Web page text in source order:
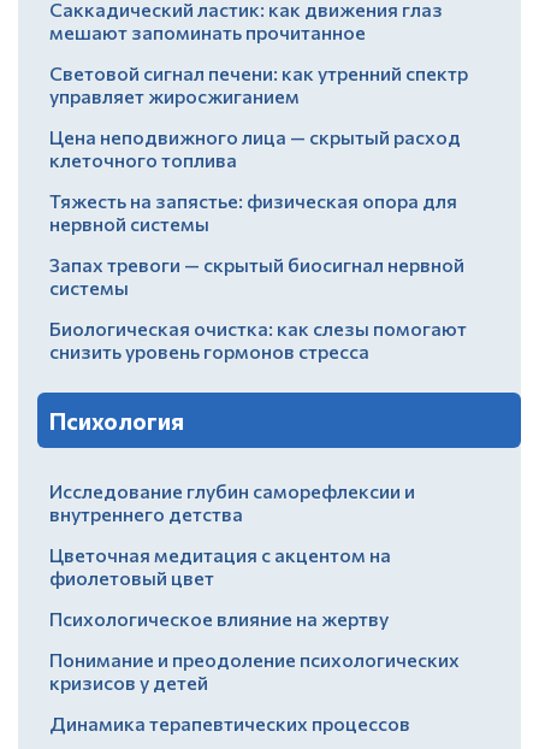
Саккадический ластик: как движения глаз
мешают запоминать прочитанное
Световой сигнал печени: как утренний спектр
управляет жиросжиганием
Цена неподвижного лица — скрытый расход
клеточного топлива
Тяжесть на запястье: физическая опора для
нервной системы
Запах тревоги — скрытый биосигнал нервной
системы
Биологическая очистка: как слезы помогают
снизить уровень гормонов стресса
Психология
Исследование глубин саморефлексии и
внутреннего детства
Цветочная медитация с акцентом на
фиолетовый цвет
Психологическое влияние на жертву
Понимание и преодоление психологических
кризисов у детей
Динамика терапевтических процессов